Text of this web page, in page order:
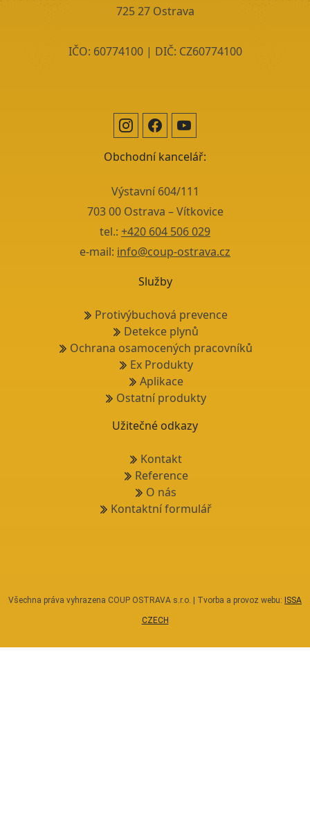
725 27 Ostrava
IČO: 60774100 | DIČ: CZ60774100
Obchodní kancelář:
Výstavní 604/111
703 00 Ostrava – Vítkovice
tel.: +420 604 506 029
e-mail: info@coup-ostrava.cz
Služby
Protivýbuchová prevence
Detekce plynů
Ochrana osamocených pracovníků
Ex Produkty
Aplikace
Ostatní produkty
Užitečné odkazy
Kontakt
Reference
O nás
Kontaktní formulář
Všechna práva vyhrazena COUP OSTRAVA s.r.o. | Tvorba a provoz webu: ISSA
CZECH